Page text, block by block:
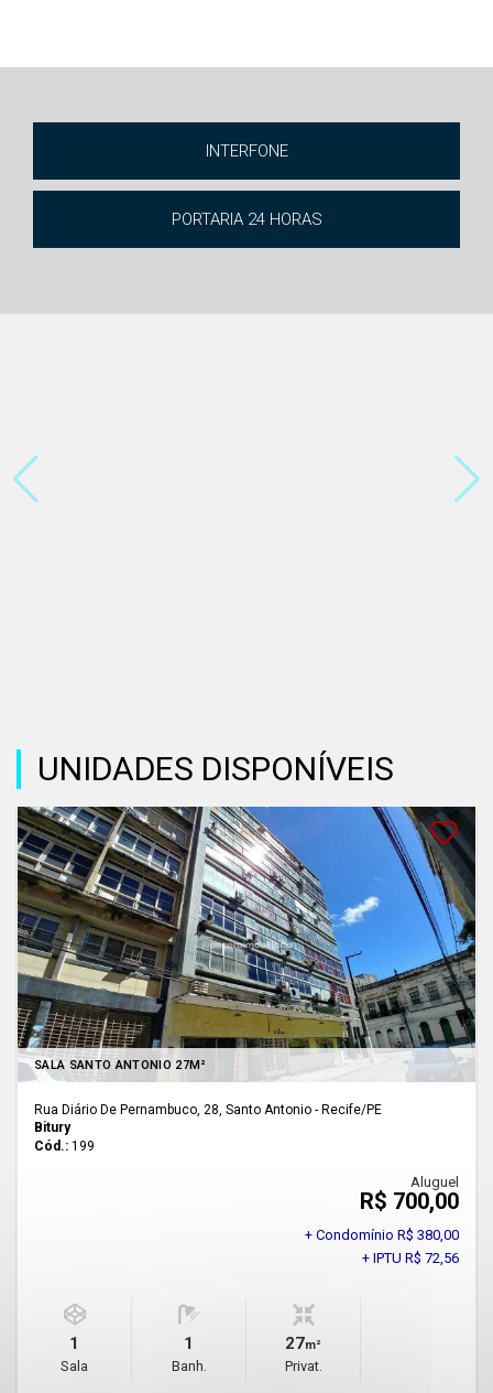
INTERFONE
PORTARIA 24 HORAS
UNIDADES DISPONÍVEIS
SALA SANTO ANTONIO 27M²
Rua Diário De Pernambuco, 28, Santo Antonio - Recife/PE
Bitury
Cód.: 199
Aluguel
R$ 700,00
+ Condomínio R$ 380,00
+ IPTU R$ 72,56
1
Sala
1
Banh.
27m²
Privat.